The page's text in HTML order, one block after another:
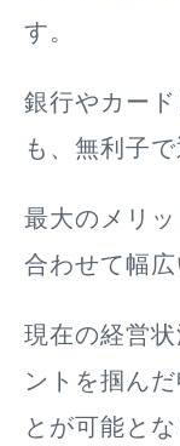
す。
銀行やカー
も、無利子
最大のメリ
合わせて幅
現在の経営
ントを掴ん
とが可能とな